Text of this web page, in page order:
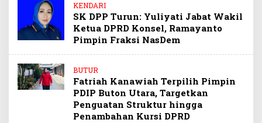
KENDARI
SK DPP Turun: Yuliyati Jabat Wakil
Ketua DPRD Konsel, Ramayanto
Pimpin Fraksi NasDem
BUTUR
Fatriah Kanawiah Terpilih Pimpin
PDIP Buton Utara, Targetkan
Penguatan Struktur hingga
Penambahan Kursi DPRD